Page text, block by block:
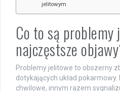
jelitowym
Co to są
najczęstsze
Problemy jelitowe to obszerny
dotykających układ pokarmowy.
chwilowe, innym razem